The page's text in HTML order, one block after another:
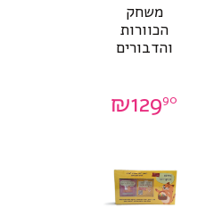
משחק
הכוורות
והדבורים
₪12990